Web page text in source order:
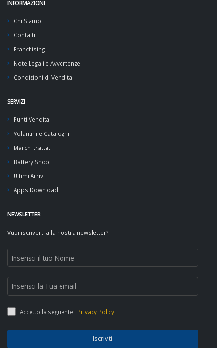
INFORMAZIONI
Chi Siamo
Contatti
Franchising
Note Legali e Avvertenze
Condizioni di Vendita
SERVIZI
Punti Vendita
Volantini e Cataloghi
Marchi trattati
Battery Shop
Ultimi Arrivi
Apps Download
NEWSLETTER
Vuoi iscriverti alla nostra newsletter?
Accetto la seguente Privacy Policy
Iscriviti